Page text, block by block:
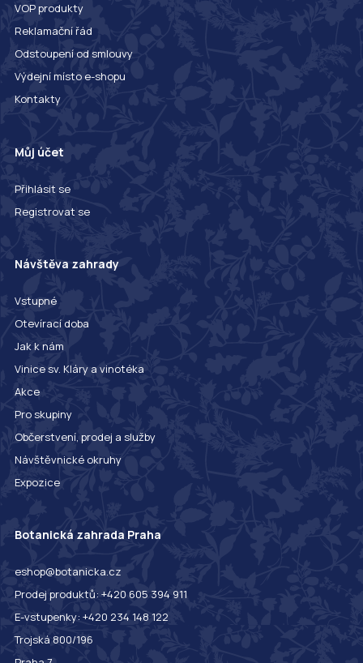
VOP produkty
Reklamační řád
Odstoupení od smlouvy
Výdejní místo e-shopu
Kontakty
Můj účet
Přihlásit se
Registrovat se
Návštěva zahrady
Vstupné
Otevírací doba
Jak k nám
Vinice sv. Kláry a vinotéka
Akce
Pro skupiny
Občerstvení, prodej a služby
Návštěvnické okruhy
Expozice
Botanická zahrada Praha
eshop@botanicka.cz
Prodej produktů: +420 605 394 911
E-vstupenky: +420 234 148 122
Trojská 800/196